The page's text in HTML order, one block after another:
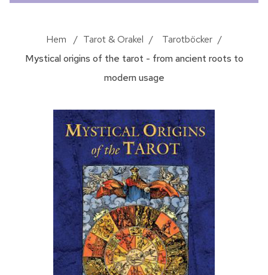
Hem / Tarot & Orakel / Tarotböcker /
Mystical origins of the tarot - from ancient roots to
modern usage